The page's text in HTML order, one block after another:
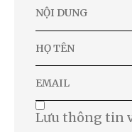
Lưu thông tin